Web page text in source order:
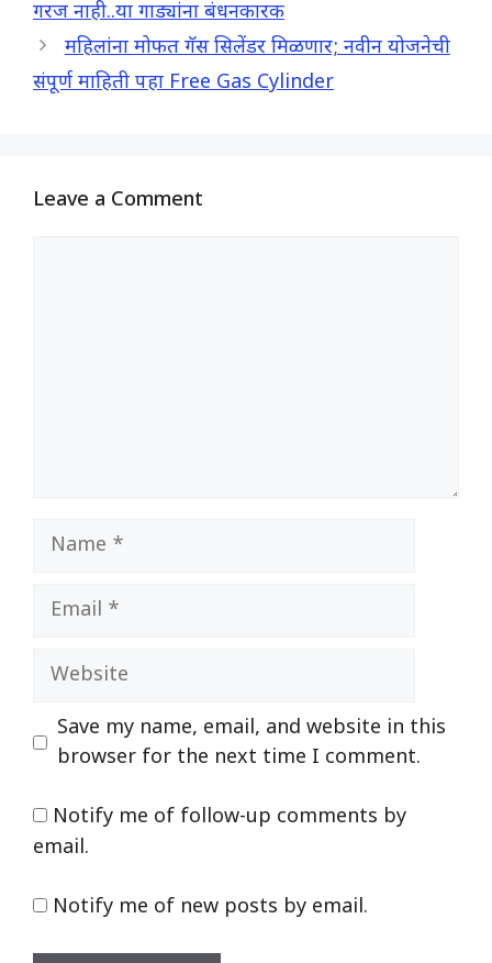
k
p
p
a
m
गरज नाही..या गाड्यांना बंधनकारक
महिलांना मोफत गॅस सिलेंडर मिळणार; नवीन योजनेची
संपूर्ण माहिती पहा Free Gas Cylinder
Leave a Comment
Name
Email
Website
Save my name, email, and website in this
browser for the next time I comment.
Notify me of follow-up comments by
email.
Notify me of new posts by email.